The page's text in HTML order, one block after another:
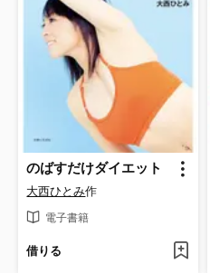
のばすだけダイエット
大西ひとみ作
電子書籍
借りる